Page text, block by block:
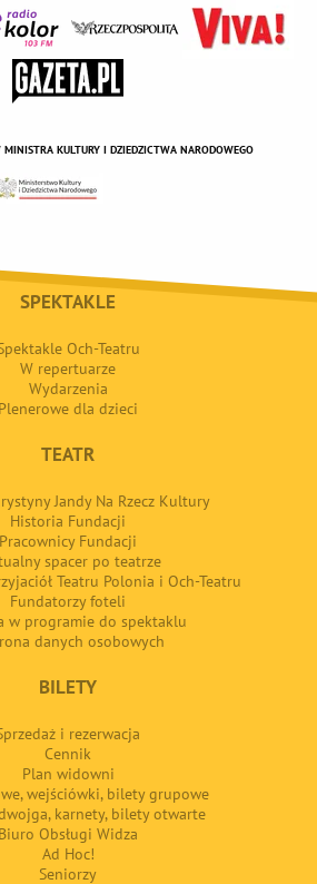
KULTURY I DZIEDZICTWA NARODOWEGO
SPEKTAKLE
Och-Teatru
W repertuarze
Wydarzenia
Plenerowe dla dzieci
TEATR
Jandy Na Rzecz Kultury
Historia Fundacji
Pracownicy Fundacji
spacer po teatrze
Teatru Polonia i Och-Teatru
Fundatorzy foteli
w programie do spektaklu
danych osobowych
BILETY
i rezerwacja
Cennik
Plan widowni
wejściówki, bilety grupowe
karnety, bilety otwarte
Biuro Obsługi Widza
Ad Hoc!
Seniorzy